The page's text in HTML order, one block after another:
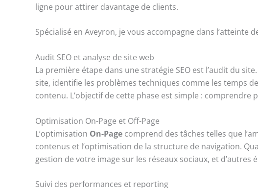
ligne pour attirer davantage de clients.
Spécialisé en Aveyron, je vous accompagne dans
Audit SEO et analyse de site web
La première étape dans une stratégie SEO est l’audit du
site, identifie les problèmes techniques comme les temps
contenu. L’objectif de cette phase est simple :
Optimisation On-Page et Off-Page
L’optimisation On-Page comprend des tâches telles que
contenus et l’optimisation de la structure de navigation.
gestion de votre image sur les réseaux sociaux, et
Suivi des performances et reporting